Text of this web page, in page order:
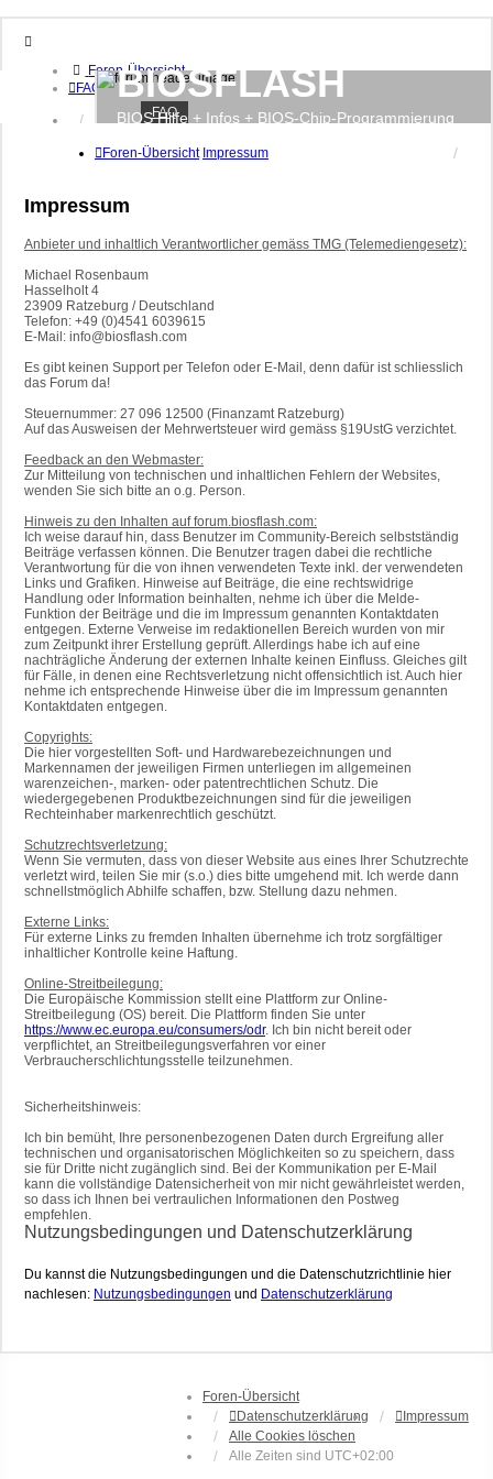
Foren-Übersicht
FAQ
Anmelden
BIOSFLASH
BIOS Hilfe + Infos + BIOS-Chip-Programmierung
FAQ
Foren-Übersicht Impressum
Impressum
Anbieter und inhaltlich Verantwortlicher gemäss TMG (Telemediengesetz):
Michael Rosenbaum
Hasselholt 4
23909 Ratzeburg / Deutschland
Telefon: +49 (0)4541 6039615
E-Mail: info@biosflash.com
Es gibt keinen Support per Telefon oder E-Mail, denn dafür ist schliesslich
das Forum da!
Steuernummer: 27 096 12500 (Finanzamt Ratzeburg)
Auf das Ausweisen der Mehrwertsteuer wird gemäss §19UstG verzichtet.
Feedback an den Webmaster:
Zur Mitteilung von technischen und inhaltlichen Fehlern der Websites,
wenden Sie sich bitte an o.g. Person.
Hinweis zu den Inhalten auf forum.biosflash.com:
Ich weise darauf hin, dass Benutzer im Community-Bereich selbstständig
Beiträge verfassen können. Die Benutzer tragen dabei die rechtliche
Verantwortung für die von ihnen verwendeten Texte inkl. der verwendeten
Links und Grafiken. Hinweise auf Beiträge, die eine rechtswidrige
Handlung oder Information beinhalten, nehme ich über die Melde-
Funktion der Beiträge und die im Impressum genannten Kontaktdaten
entgegen. Externe Verweise im redaktionellen Bereich wurden von mir
zum Zeitpunkt ihrer Erstellung geprüft. Allerdings habe ich auf eine
nachträgliche Änderung der externen Inhalte keinen Einfluss. Gleiches gilt
für Fälle, in denen eine Rechtsverletzung nicht offensichtlich ist. Auch hier
nehme ich entsprechende Hinweise über die im Impressum genannten
Kontaktdaten entgegen.
Copyrights:
Die hier vorgestellten Soft- und Hardwarebezeichnungen und
Markennamen der jeweiligen Firmen unterliegen im allgemeinen
warenzeichen-, marken- oder patentrechtlichen Schutz. Die
wiedergegebenen Produktbezeichnungen sind für die jeweiligen
Rechteinhaber markenrechtlich geschützt.
Schutzrechtsverletzung:
Wenn Sie vermuten, dass von dieser Website aus eines Ihrer Schutzrechte
verletzt wird, teilen Sie mir (s.o.) dies bitte umgehend mit. Ich werde dann
schnellstmöglich Abhilfe schaffen, bzw. Stellung dazu nehmen.
Externe Links:
Für externe Links zu fremden Inhalten übernehme ich trotz sorgfältiger
inhaltlicher Kontrolle keine Haftung.
Online-Streitbeilegung:
Die Europäische Kommission stellt eine Plattform zur Online-
Streitbeilegung (OS) bereit. Die Plattform finden Sie unter
https://www.ec.europa.eu/consumers/odr. Ich bin nicht bereit oder
verpflichtet, an Streitbeilegungsverfahren vor einer
Verbraucherschlichtungsstelle teilzunehmen.
Sicherheitshinweis:
Ich bin bemüht, Ihre personenbezogenen Daten durch Ergreifung aller
technischen und organisatorischen Möglichkeiten so zu speichern, dass
sie für Dritte nicht zugänglich sind. Bei der Kommunikation per E-Mail
kann die vollständige Datensicherheit von mir nicht gewährleistet werden,
so dass ich Ihnen bei vertraulichen Informationen den Postweg
empfehlen.
Nutzungsbedingungen und Datenschutzerklärung
Du kannst die Nutzungsbedingungen und die Datenschutzrichtlinie hier
nachlesen: Nutzungsbedingungen und Datenschutzerklärung
Foren-Übersicht
Datenschutzerklärung
Impressum
Alle Cookies löschen
Alle Zeiten sind UTC+02:00